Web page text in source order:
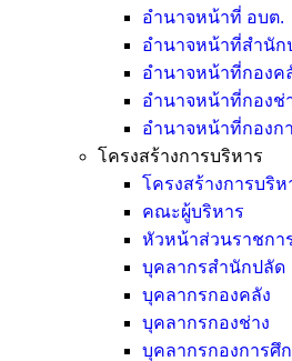
อำนาจหน้าที่ อบต.
อำนาจหน้าที่สำนัก
อำนาจหน้าที่กองค
อำนาจหน้าที่กองช่
อำนาจหน้าที่กองก
โครงสร้างการบริหาร
โครงสร้างการบริห
คณะผู้บริหาร
หัวหน้าส่วนราชกา
บุคลากรสำนักปลัด
บุคลากรกองคลัง
บุคลากรกองช่าง
บุคลากรกองการศึ